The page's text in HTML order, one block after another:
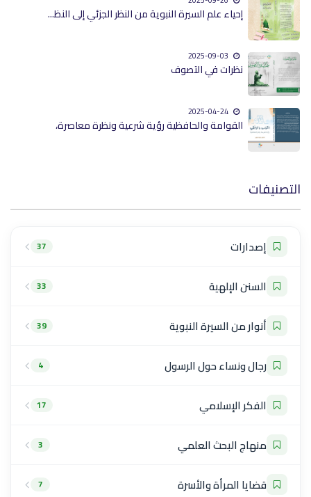
إحياء علم السيرة النبوية من النظر الجزئي إلى النظ...
نظرات في التصوف
القوامة والحافظية رؤية شرعية ونظرة معاصرة،
التصنيفات
إصدارات 37
السنن الإلهية 33
أنوار من السيرة النبوية 39
رجال ونساء حول الرسول 4
الفكر الإسلامي 17
منهاج البحث العلمي 3
قضايا المرأة والأسرة 7